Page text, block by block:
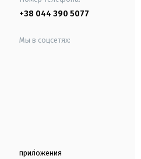
+38 044 390 5077
Мы в соцсетях:
приложения